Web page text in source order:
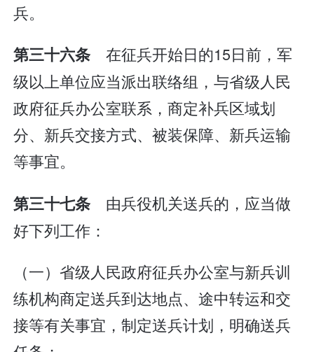
兵。
第三十六条 在征兵开始日的15日前，军
级以上单位应当派出联络组，与省级人民
政府征兵办公室联系，商定补兵区域划
分、新兵交接方式、被装保障、新兵运输
等事宜。
第三十七条 由兵役机关送兵的，应当做
好下列工作：
（一）省级人民政府征兵办公室与新兵训
练机构商定送兵到达地点、途中转运和交
接等有关事宜，制定送兵计划，明确送兵